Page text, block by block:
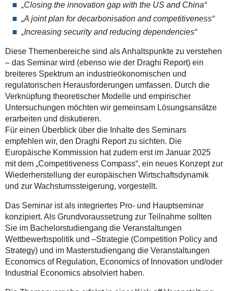
„Closing the innovation gap with the US and China“
„A joint plan for decarbonisation and competitiveness“
„Increasing security and reducing dependencies“
Diese Themenbereiche sind als Anhaltspunkte zu verstehen
– das Seminar wird (ebenso wie der Draghi Report) ein
breiteres Spektrum an industrieökonomischen und
regulatorischen Herausforderungen umfassen. Durch die
Verknüpfung theoretischer Modelle und empirischer
Untersuchungen möchten wir gemeinsam Lösungsansätze
erarbeiten und diskutieren.
Für einen Überblick über die Inhalte des Seminars
empfehlen wir, den Draghi Report zu sichten. Die
Europäische Kommission hat zudem erst im Januar 2025
mit dem „Competitiveness Compass“, ein neues Konzept zur
Wiederherstellung der europäischen Wirtschaftsdynamik
und zur Wachstumssteigerung, vorgestellt.
Das Seminar ist als integriertes Pro- und Hauptseminar
konzipiert. Als Grundvoraussetzung zur Teilnahme sollten
Sie im Bachelorstudiengang die Veranstaltungen
Wettbewerbspolitik und –Strategie (Competition Policy and
Strategy) und im Masterstudiengang die Veranstaltungen
Economics of Regulation, Economics of Innovation und/oder
Industrial Economics absolviert haben.